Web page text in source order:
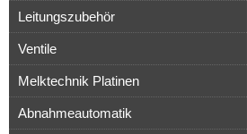
Leitungszubehör
Ventile
Melktechnik Platinen
Abnahmeautomatik